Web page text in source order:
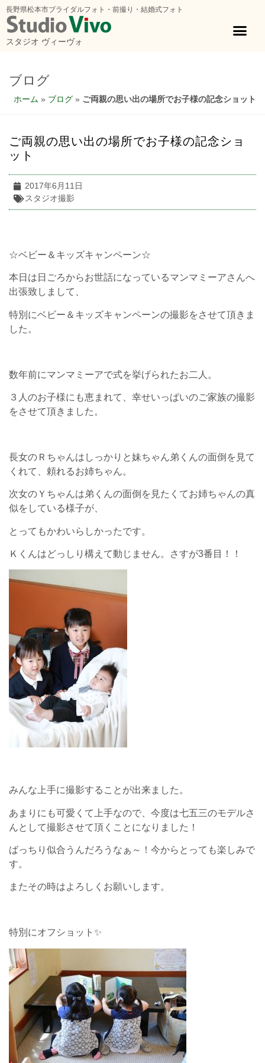
長野県松本市ブライダルフォト・前撮り・結婚式フォト
スタジオ ヴィーヴォ
ブログ
ホーム » ブログ » ご両親の思い出の場所でお子様の記念ショット
ご両親の思い出の場所でお子様の記念ショ
ット
2017年6月11日
スタジオ撮影
☆ベビー＆キッズキャンペーン☆
本日は日ごろからお世話になっているマンマミーアさんへ
出張致しまして、
特別にベビー＆キッズキャンペーンの撮影をさせて頂きま
した。
数年前にマンマミーアで式を挙げられたお二人。
３人のお子様にも恵まれて、幸せいっぱいのご家族の撮影
をさせて頂きました。
長女のＲちゃんはしっかりと妹ちゃん弟くんの面倒を見て
くれて、頼れるお姉ちゃん。
次女のＹちゃんは弟くんの面倒を見たくてお姉ちゃんの真
似をしている様子が、
とってもかわいらしかったです。
Ｋくんはどっしり構えて動じません。さすが3番目！！
みんな上手に撮影することが出来ました。
あまりにも可愛くて上手なので、今度は七五三のモデルさ
んとして撮影させて頂くことになりました！
ばっちり似合うんだろうなぁ～！今からとっても楽しみで
す。
またその時はよろしくお願いします。
特別にオフショット✨